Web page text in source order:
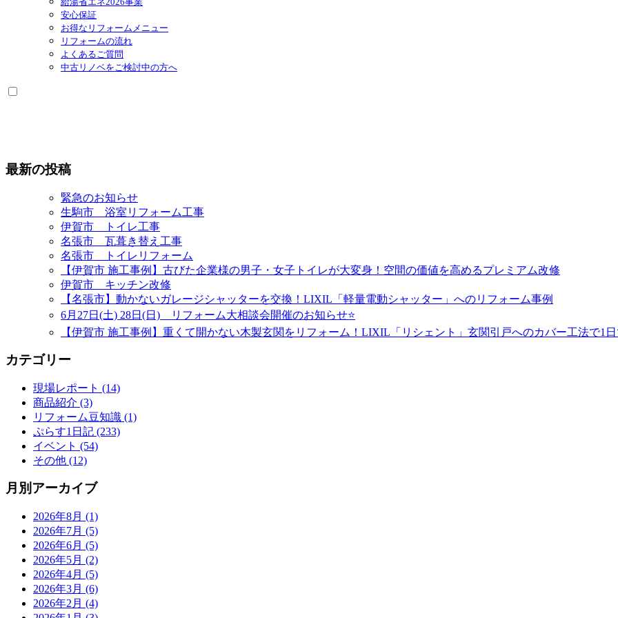
安心保証
お得なリフォームメニュー
リフォームの流れ
よくあるご質問
中古リノベをご検討中の方へ
最新の投稿
緊急のお知らせ
生駒市 浴室リフォーム工事
伊賀市 トイレ工事
名張市 瓦葺き替え工事
名張市 トイレリフォーム
【伊賀市 施工事例】古びた企業様の男子・女子トイレが大変身！空間の価値を高めるプレミアム改修
伊賀市 キッチン改修
【名張市】動かないガレージシャッターを交換！LIXIL「軽量電動シャッター」へのリフォーム事例
6月27日(土) 28日(日) リフォーム大相談会開催のお知らせ⭐
【伊賀市 施工事例】重くて開かない木製玄関をリフォーム！LIXIL「リシェント」玄関引戸へのカバー工法で1日
カテゴリー
現場レポート (14)
商品紹介 (3)
リフォーム豆知識 (1)
ぷらす1日記 (233)
イベント (54)
その他 (12)
月別アーカイブ
2026年8月 (1)
2026年7月 (5)
2026年6月 (5)
2026年5月 (2)
2026年4月 (5)
2026年3月 (6)
2026年2月 (4)